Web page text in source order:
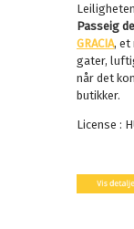
Passeig
GRACIA, et
gater,
når det
butikker.
License :